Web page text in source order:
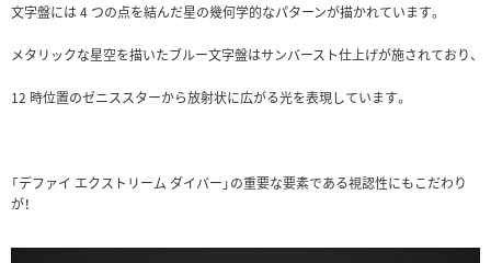
文字盤には 4 つの点を結んだ星の幾何学的なパターンが描かれています。
メタリックな星空を描いたブルー文字盤はサンバースト仕上げが施されており、
12 時位置のゼニススターから放射状に広がる光を表現しています。
「デファイ エクストリーム ダイバー」の重要な要素である視認性にもこだわり
が！